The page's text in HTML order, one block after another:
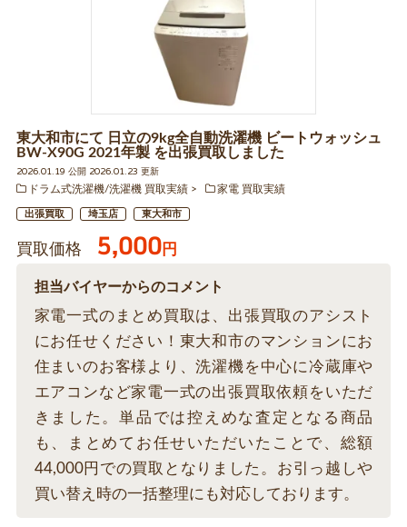
東大和市にて 日立の9kg全自動洗濯機 ビートウォッシュ
BW-X90G 2021年製 を出張買取しました
2026.01.19 公開 2026.01.23 更新
ドラム式洗濯機/洗濯機 買取実績
家電 買取実績
出張買取 埼玉店 東大和市
買取価格 5,000円
担当バイヤーからのコメント
家電一式のまとめ買取は、出張買取のアシスト
にお任せください！東大和市のマンションにお
住まいのお客様より、洗濯機を中心に冷蔵庫や
エアコンなど家電一式の出張買取依頼をいただ
きました。単品では控えめな査定となる商品
も、まとめてお任せいただいたことで、総額
44,000円での買取となりました。お引っ越しや
買い替え時の一括整理にも対応しております。